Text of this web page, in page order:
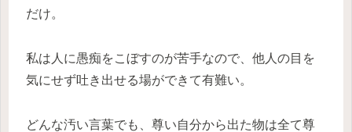
だけ。
私は人に愚痴をこぼすのが苦手なので、他人の目を
気にせず吐き出せる場ができて有難い。
どんな汚い言葉でも、尊い自分から出た物は全て尊